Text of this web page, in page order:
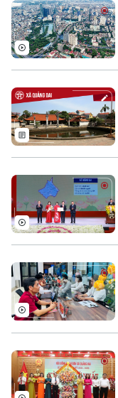
Liên hệ đường dây nóng
Tòa soạn
0865.116.699 (hotline)